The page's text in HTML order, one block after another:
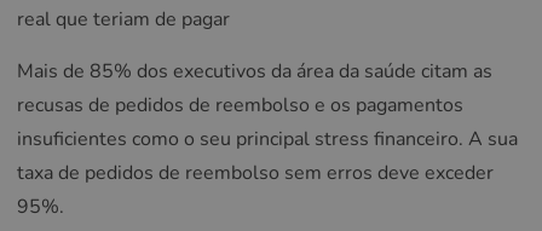
real que teriam de pagar
Mais de 85% dos executivos da área da saúde citam as
recusas de pedidos de reembolso e os pagamentos
insuficientes como o seu principal stress financeiro. A sua
taxa de pedidos de reembolso sem erros deve exceder
95%.